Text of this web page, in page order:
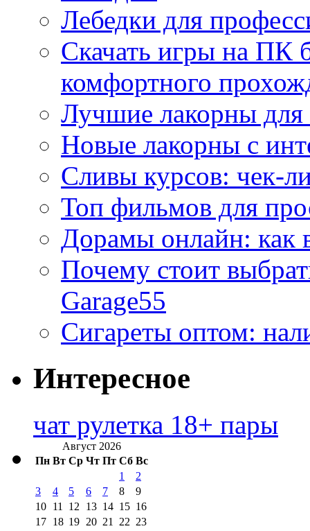
Лебедки для
Скачать игры на ПК
комфортного
Лучшие лакорны для
Новые лакорны с
Сливы курсов: чек-
Топ фильмов для
Дорамы онлайн: как
Почему стоит
Garage55
Сигареты оптом:
Интересное
чат рулетка 18+ пары
Август 2026
Пн Вт Ср Чт Пт Сб Вс
1
2
3
4 5 6 7 8
9
10 11 12 13 14 15 16
17 18 19 20 21 22 23